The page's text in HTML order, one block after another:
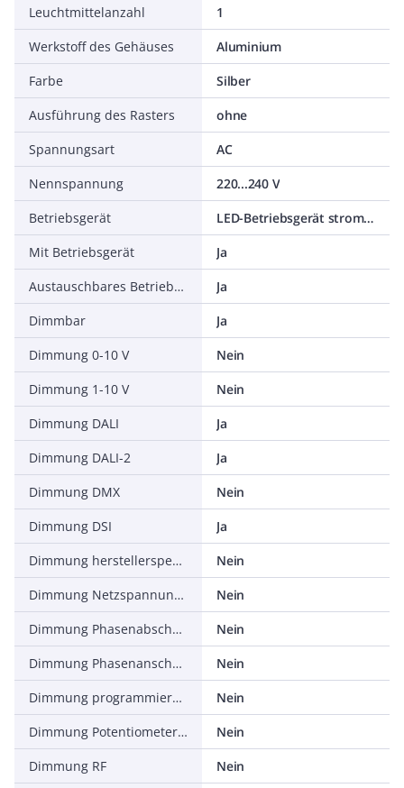
Leuchtmittelanzahl
1
Werkstoff des Gehäuses
Aluminium
Farbe
Silber
Ausführung des Rasters
ohne
Spannungsart
AC
Nennspannung
220...240 V
Betriebsgerät
LED-Betriebsgerät stromgesteuert
Mit Betriebsgerät
Ja
Austauschbares Betriebsgerät
Ja
Dimmbar
Ja
Dimmung 0-10 V
Nein
Dimmung 1-10 V
Nein
Dimmung DALI
Ja
Dimmung DALI-2
Ja
Dimmung DMX
Nein
Dimmung DSI
Ja
Dimmung herstellerspezifisch
Nein
Dimmung Netzspannungsmodulation
Nein
Dimmung Phasenabschnitt
Nein
Dimmung Phasenanschnitt
Nein
Dimmung programmierbar
Nein
Dimmung Potentiometer (geräteintegriert)
Nein
Dimmung RF
Nein